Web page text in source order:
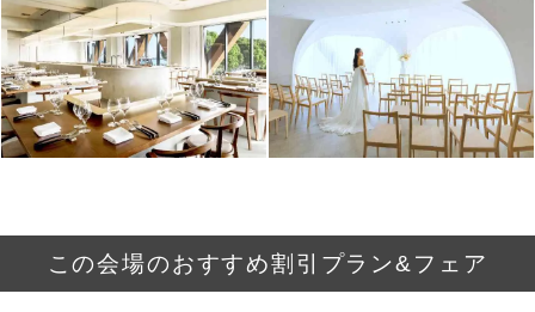
この会場のおすすめ割引プラン&フェア